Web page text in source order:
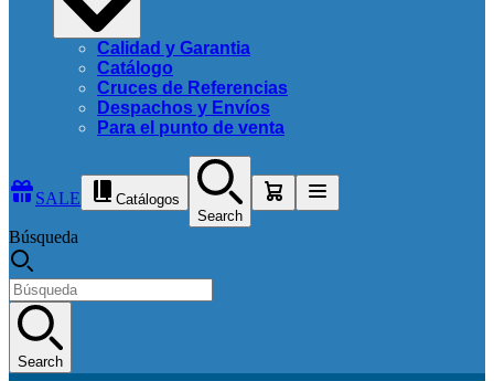
Calidad y Garantia
Catálogo
Cruces de Referencias
Despachos y Envíos
Para el punto de venta
SALE
Catálogos
Search
Búsqueda
Search